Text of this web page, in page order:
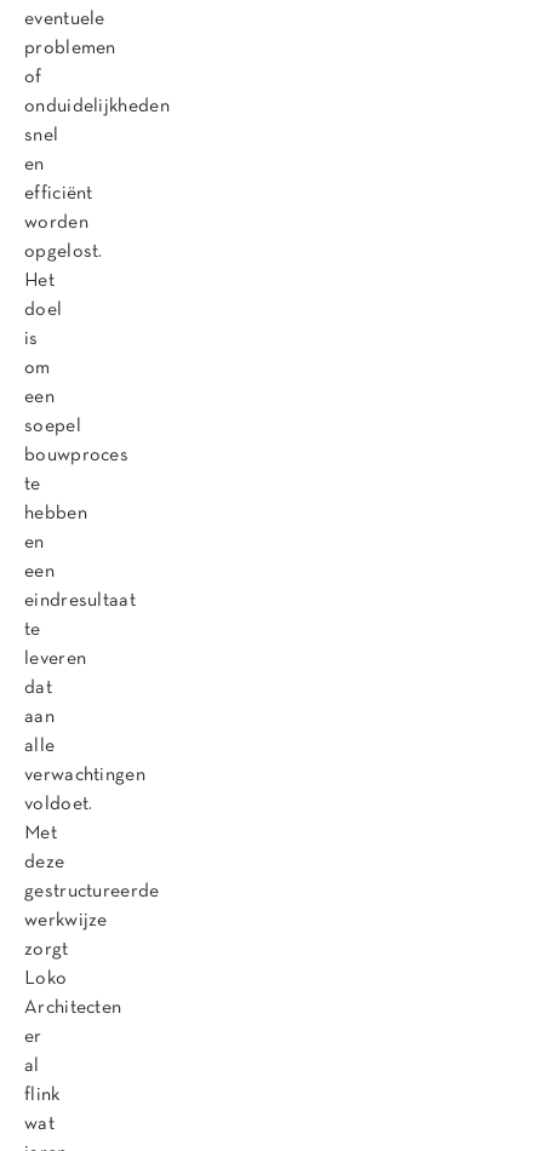
eventuele
problemen
of
onduidelijkheden
snel
en
efficiënt
worden
opgelost.
Het
doel
is
om
een
soepel
bouwproces
te
hebben
en
een
eindresultaat
te
leveren
dat
aan
alle
verwachtingen
voldoet.
Met
deze
gestructureerde
werkwijze
zorgt
Loko
Architecten
er
al
flink
wat